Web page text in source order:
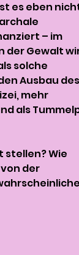
es eben
– im
der Gewalt
solche
Ausbau des
mehr
als
stellen? Wie
der